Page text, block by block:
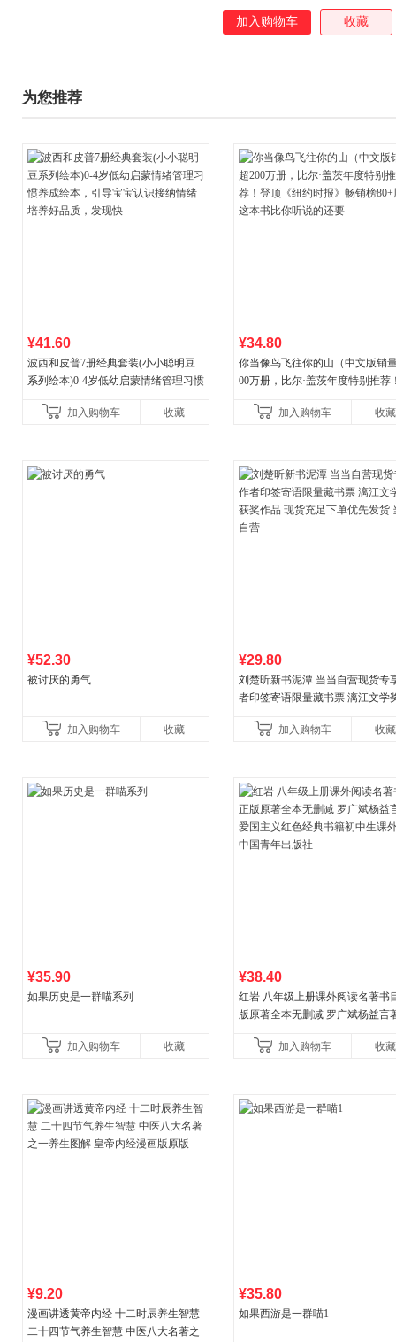
加入购物车 收藏
为您推荐
¥41.60
波西和皮普7册经典套装(小小聪明豆
系列绘本)0-4岁低幼启蒙情绪管理习惯
养好品质，发现快
加入购物车 收藏
¥34.80
你当像鸟飞往你的山（中文版销
00万册，比尔·盖茨年度特别推荐
比你听说的还要
加入购物车 收藏
¥52.30
被讨厌的勇气
加入购物车 收藏
¥29.80
刘楚昕新书泥潭 当当自营现货专
者印签寄语限量藏书票 漓江文学
加入购物车 收藏
¥35.90
如果历史是一群喵系列
加入购物车 收藏
¥38.40
红岩 八年级上册课外阅读名著书
版原著全本无删减 罗广斌杨益言
国青年出版社加入购物车 收藏
¥9.20
漫画讲透黄帝内经 十二时辰养生智慧
二十四节气养生智慧 中医八大名著之
¥35.80
如果西游是一群喵1